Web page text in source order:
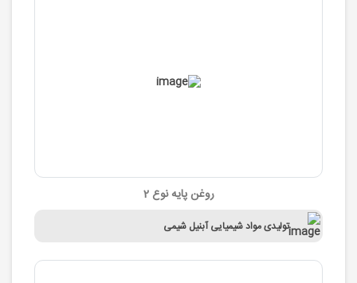
روغن پایه نوع 2
تولیدی مواد شیمیایی آبنیل شیمی